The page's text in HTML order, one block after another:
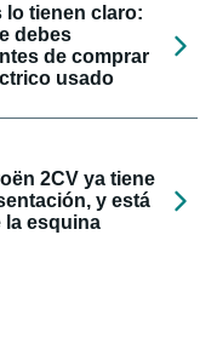
lo tienen claro:
debes
de comprar
usado
2CV ya tiene
y está
la esquina